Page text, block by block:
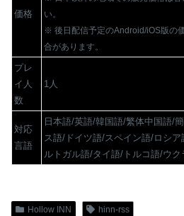
価格
い。
※ 後日配信予定のAndroid/iOS版の
合があります。
プレ
イ人
数
1人
対応
言語
日本語/英語/韓国語/繁体中国語/
ス語/ドイツ語/スペイン語/ロシ
ルトガル語/タイ語/トルコ語/ウク
Hollow INN hinn-rss